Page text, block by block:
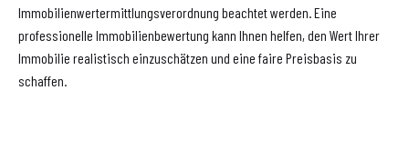
Immobilienwertermittlungsverordnung beachtet werden. Eine
professionelle Immobilienbewertung kann Ihnen helfen, den Wert Ihrer
Immobilie realistisch einzuschätzen und eine faire Preisbasis zu
schaffen.